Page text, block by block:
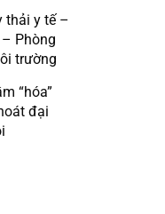
thải y tế –
Phòng
trường
“hóa”
đại